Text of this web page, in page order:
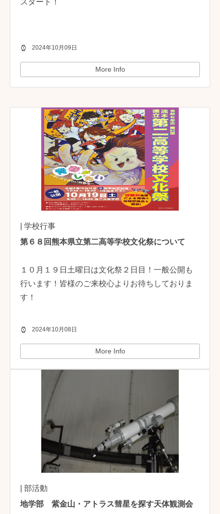
2024年10月09日
More Info
| 学校行事
第６８回熊本県立第二高等学校文化祭について
１０月１９日土曜日は文化祭２日目！一般公開も
行います！皆様のご来校心よりお待ちしておりま
す！
2024年10月08日
More Info
| 部活動
地学部 紫金山・アトラス彗星を探す天体観測会